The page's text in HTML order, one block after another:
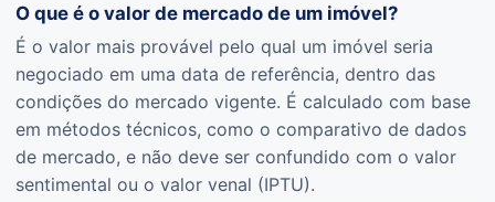
O que é o valor de mercado de um imóvel?
É o valor mais provável pelo qual um imóvel seria
negociado em uma data de referência, dentro das
condições do mercado vigente. É calculado com base
em métodos técnicos, como o comparativo de dados
de mercado, e não deve ser confundido com o valor
sentimental ou o valor venal (IPTU).